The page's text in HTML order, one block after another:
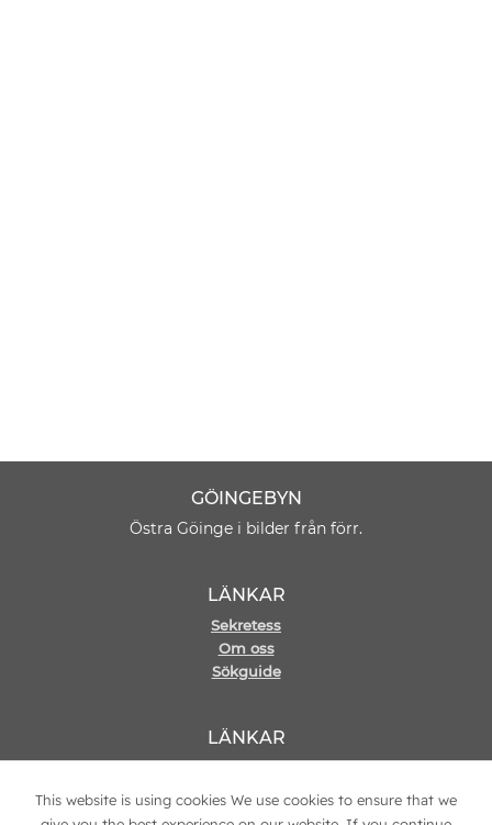
GÖINGEBYN
Östra Göinge i bilder från förr.
LÄNKAR
Sekretess
Om oss
Sökguide
LÄNKAR
This website is using cookies We use cookies to ensure that we